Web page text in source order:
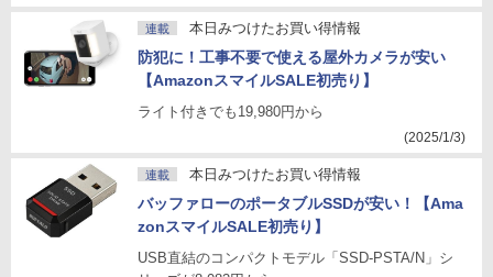
連載 本日みつけたお買い得情報
防犯に！工事不要で使える屋外カメラが安い
【AmazonスマイルSALE初売り】
ライト付きでも19,980円から
(2025/1/3)
連載 本日みつけたお買い得情報
バッファローのポータブルSSDが安い！【Ama
zonスマイルSALE初売り】
USB直結のコンパクトモデル「SSD-PSTA/N」シ